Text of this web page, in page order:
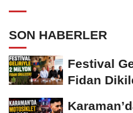
SON HABERLER
Festival
Fidan